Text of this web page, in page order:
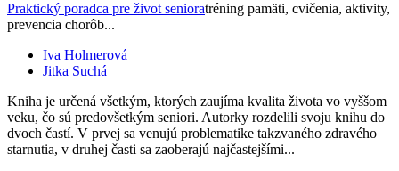
Praktický poradca pre život senioratréning pamäti, cvičenia, aktivity,
prevencia chorôb...
Iva Holmerová
Jitka Suchá
Kniha je určená všetkým, ktorých zaujíma kvalita života vo vyššom
veku, čo sú predovšetkým seniori. Autorky rozdelili svoju knihu do
dvoch častí. V prvej sa venujú problematike takzvaného zdravého
starnutia, v druhej časti sa zaoberajú najčastejšími...